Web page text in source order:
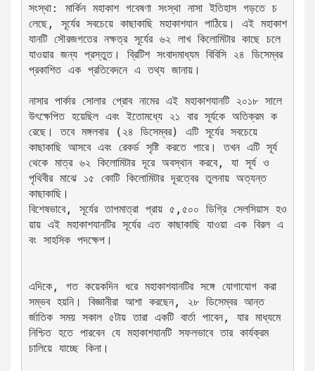
সংস্থা: মার্কিন মহাকাশ গবেষণা সংস্থা নাসা ইতিহাস গড়তে চ
লেছে, সূর্যের সবচেয়ে কাছাকাছি মহাকাশযান পাঠিয়ে। এই মহাকাশ
যানটি সৌরজগতের নক্ষত্র সূর্যের ৬২ লাখ কিলোমিটার কাছে চলে
যাওয়ার জন্য প্রস্তুত। ব্রিটিশ সংবাদমাধ্যম বিবিসি ২৪ ডিসেম্বর
প্রকাশিত এক প্রতিবেদনে এ তথ্য জানায়।
নাসার পার্কার সোলার প্রোব নামের এই মহাকাশযানটি ২০১৮ সালে
উৎক্ষেপিত হয়েছিল এবং ইতোমধ্যে ২১ বার সূর্যকে অতিক্রম ক
রেছে। তবে মঙ্গলবার (২৪ ডিসেম্বর) এটি সূর্যের সবচেয়ে
কাছাকাছি আসবে এবং রেকর্ড সৃষ্টি করতে পারে। তখন এটি সূর্য
থেকে মাত্র ৬২ কিলোমিটার দূরে অবস্থান করবে, যা সূর্য ও
পৃথিবীর মাঝে ১৫ কোটি কিলোমিটার দূরত্বের তুলনায় অত্যন্ত
কাছাকাছি।
বিশেষভাবে, সূর্যের তাপমাত্রা প্রায় ৫,৫০০ ডিগ্রি সেলসিয়াস হও
য়ায় এই মহাকাশযানটির সূর্যের এত কাছাকাছি যাওয়া এক বিরল এ
বং সাহসিক পদক্ষেপ।
এদিকে, গত কয়েকদিন ধরে মহাকাশযানটির সঙ্গে যোগাযোগ করা
সম্ভব হয়নি। বিজ্ঞানীরা আশা করছেন, ২৮ ডিসেম্বর আন্ত
র্জাতিক সময় সকাল ৫টায় তারা একটি বার্তা পাবেন, যার মাধ্যমে
নিশ্চিত হতে পারবেন যে মহাকাশযানটি সফলভাবে তার কার্যক্রম
চালিয়ে যাচ্ছে কিনা।